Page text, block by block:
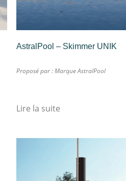
AstralPool – Skimmer UNIK
Proposé par :Marque AstralPool
Lire la suite